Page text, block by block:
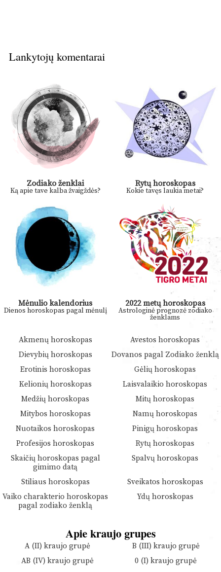
Lankytojų komentarai
Zodiako ženklai
Ką apie tave kalba žvaigždės?
Rytų horoskopas
Kokie tavęs laukia metai?
Mėnulio kalendorius
Dienos horoskopas pagal mėnulį
2022 metų horoskopas
Astrologinė prognozė zodiako
ženklams
Akmenų horoskopas
Avestos horoskopas
Dievybių horoskopas
Dovanos pagal Zodiako ženklą
Erotinis horoskopas
Gėlių horoskopas
Kelionių horoskopas
Laisvalaikio horoskopas
Medžių horoskopas
Mitų horoskopas
Mitybos horoskopas
Namų horoskopas
Nuotaikos horoskopas
Pinigų horoskopas
Profesijos horoskopas
Rytų horoskopas
Skaičių horoskopas pagal
gimimo datą
Spalvų horoskopas
Stiliaus horoskopas
Sveikatos horoskopas
Vaiko charakterio horoskopas
pagal zodiako ženklą
Ydų horoskopas
Apie kraujo grupes
A (II) kraujo grupė
B (III) kraujo grupė
AB (IV) kraujo grupė
0 (I) kraujo grupė